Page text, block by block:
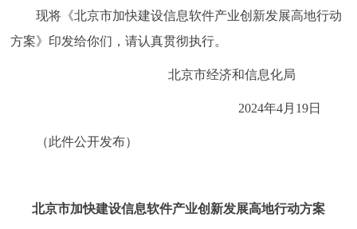
我要建议
现将《北京市加快建设信息软件产业创新发展高地行动
方案》印发给你们，请认真贯彻执行。
北京市经济和信息化局
2024年4月19日
（此件公开发布）
北京市加快建设信息软件产业创新发展高地行动方案